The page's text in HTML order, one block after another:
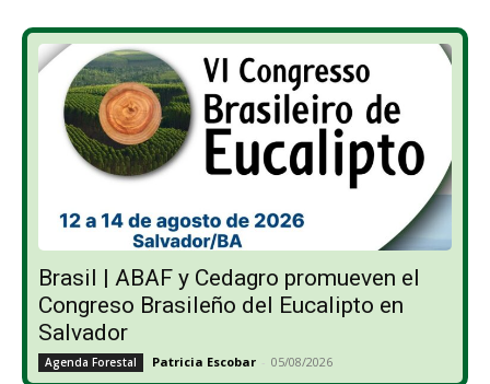
Brasil | ABAF y Cedagro promueven el
Congreso Brasileño del Eucalipto en
Salvador
Agenda Forestal Patricia Escobar - 05/08/2026